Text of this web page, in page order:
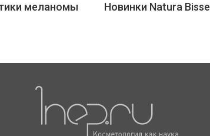
меланомы Новинки Natura Bisse